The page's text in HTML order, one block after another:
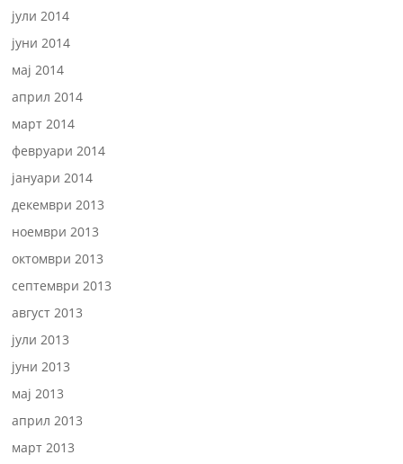
јули 2014
јуни 2014
мај 2014
април 2014
март 2014
февруари 2014
јануари 2014
декември 2013
ноември 2013
октомври 2013
септември 2013
август 2013
јули 2013
јуни 2013
мај 2013
април 2013
март 2013